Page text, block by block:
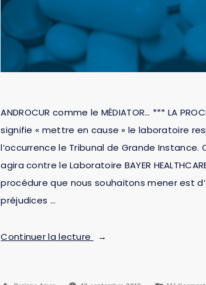
ANDROCUR comme le MÉDIATOR… *** LA
signifie « mettre en cause » le laboratoire
l’occurrence le Tribunal de Grande Instance.
agira contre le Laboratoire BAYER
procédure que nous souhaitons mener est
préjudices …
Continuer la lecture